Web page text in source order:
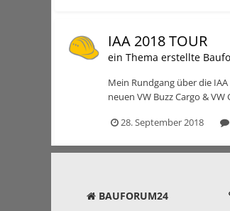
IAA 2018 TOUR
ein Thema erstellte
Mein Rundgang über die
neuen VW Buzz Cargo &
28. September 2018
BAUFORUM24